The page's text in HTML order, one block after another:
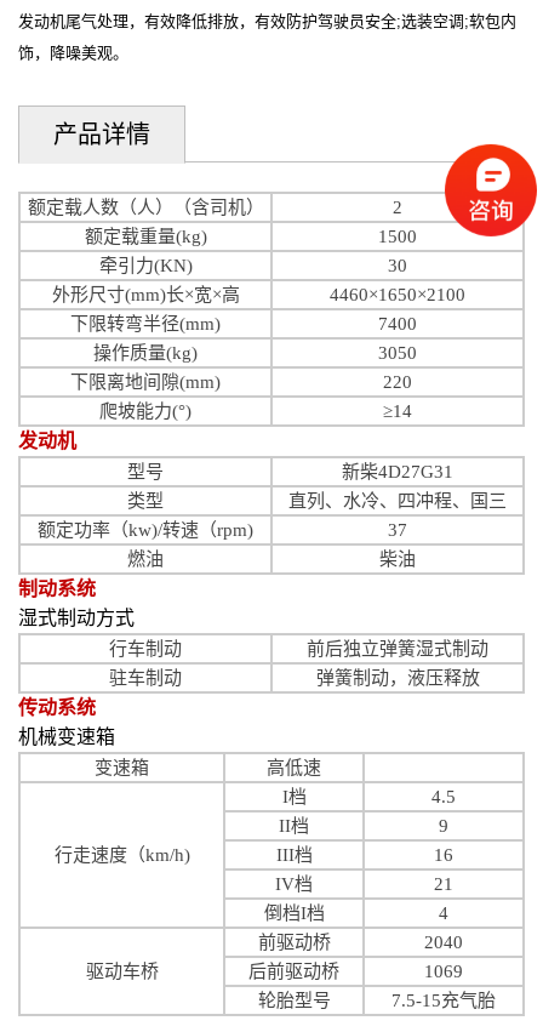
发动机尾气处理，有效降低排放，有效防护驾驶员安全;选装空调;软包内
饰，降噪美观。
产品详情
额定载人数（人）（含司机）
2
额定载重量(kg)
1500
牵引力(KN)
30
外形尺寸(mm)长×宽×高
4460×1650×2100
下限转弯半径(mm)
7400
操作质量(kg)
3050
下限离地间隙(mm)
220
爬坡能力(°)
≥14
发动机
型号
新柴4D27G31
类型
直列、水冷、四冲程、国三
额定功率（kw)/转速（rpm)
37
燃油
柴油
制动系统
湿式制动方式
行车制动
前后独立弹簧湿式制动
驻车制动
弹簧制动，液压释放
传动系统
机械变速箱
变速箱 高低速
行走速度（km/h)
I档
4.5
II档
9
III档
16
IV档
21
倒档I档
4
驱动车桥
前驱动桥
2040
后前驱动桥
1069
轮胎型号
7.5-15充气胎